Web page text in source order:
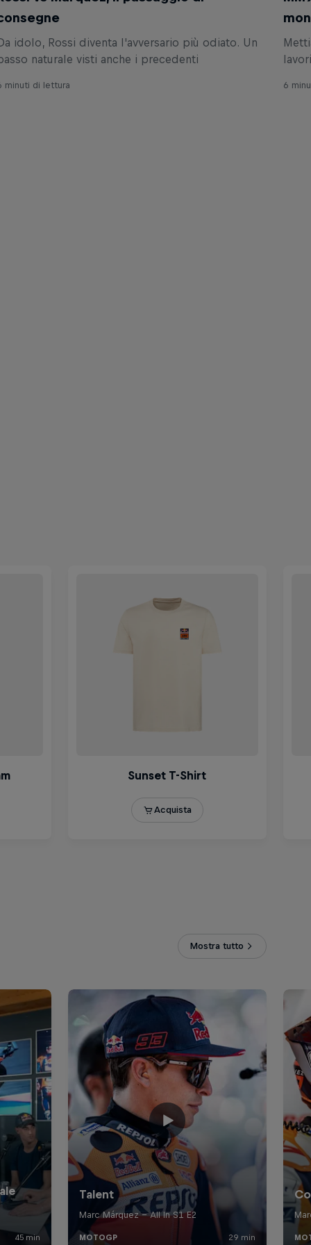
idolo, Rossi diventa l'avversario più odiato. Un
naturale visti anche i precedenti
minuti di lettura 6
Mostra tutto